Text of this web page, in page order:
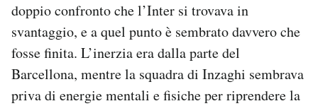
doppio confronto che l’Inter si trovava in
svantaggio, e a quel punto è sembrato davvero che
fosse finita. L’inerzia era dalla parte del
Barcellona, mentre la squadra di Inzaghi sembrava
priva di energie mentali e fisiche per riprendere la